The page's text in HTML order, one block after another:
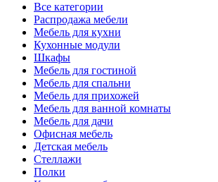
Все категории
Распродажа мебели
Мебель для кухни
Кухонные модули
Шкафы
Мебель для гостиной
Мебель для спальни
Мебель для прихожей
Мебель для ванной комнаты
Мебель для дачи
Офисная мебель
Детская мебель
Стеллажи
Полки